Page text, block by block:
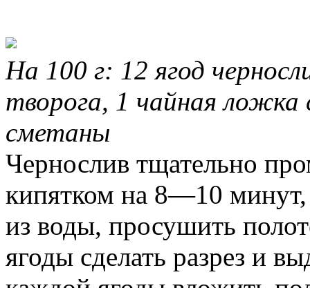
На 100 г: 12 ягод
творога, 1 чайная ложка
сметаны
Чернослив тщательно
кипятком на 8—10
из воды, просушить
ягоды сделать разрез и